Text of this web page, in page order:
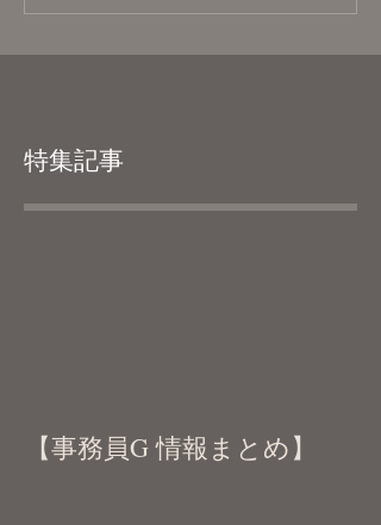
特集記事
【事務員G 情報まとめ】